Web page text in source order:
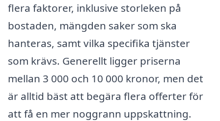
flera faktorer, inklusive storleken på
bostaden, mängden saker som ska
hanteras, samt vilka specifika tjänster
som krävs. Generellt ligger priserna
mellan 3 000 och 10 000 kronor, men det
är alltid bäst att begära flera offerter för
att få en mer noggrann uppskattning.